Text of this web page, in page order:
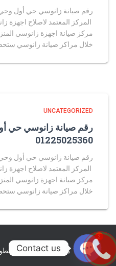
المركز المعتمد لاصلاح اجهزة
مركز صيانة اجهزة زانوسي
خلال مراكز صيانة زانوسي
UNCATEGORIZED
رقم صيانة زانوسي حي
01225025360
المركز المعتمد لاصلاح اجهزة
مركز صيانة اجهزة زانوسي
خلال مراكز صيانة زانوسي
هستيا (Hestia) | تّم التطوير بواسطةContact us
2